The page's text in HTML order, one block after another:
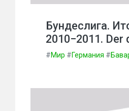
Бундеслига.
2010−2011. Der
#Мир #Германия #